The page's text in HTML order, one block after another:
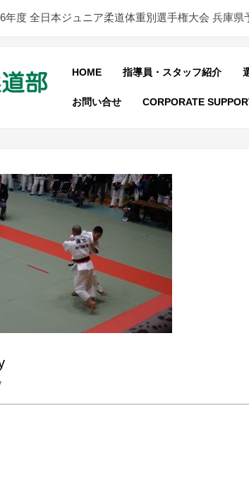
日本ジュニア柔道体重別選手権大会 兵庫県予選
HOME 指導員・スタッフ紹介
お問い合せ CORPORATE